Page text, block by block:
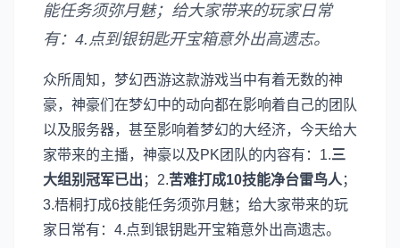
能任务须弥月魅；给大家带来的玩家日常
有：4.点到银钥匙开宝箱意外出高遗志。
众所周知，梦幻西游这款游戏当中有着无数的神
豪，神豪们在梦幻中的动向都在影响着自己的团队
以及服务器，甚至影响着梦幻的大经济，今天给大
家带来的主播，神豪以及PK团队的内容有：1.三
大组别冠军已出 ；2.苦难打成10技能净台雷鸟人 ；
3.梧桐打成6技能任务须弥月魅；给大家带来的玩
家日常有：4.点到银钥匙开宝箱意外出高遗志。